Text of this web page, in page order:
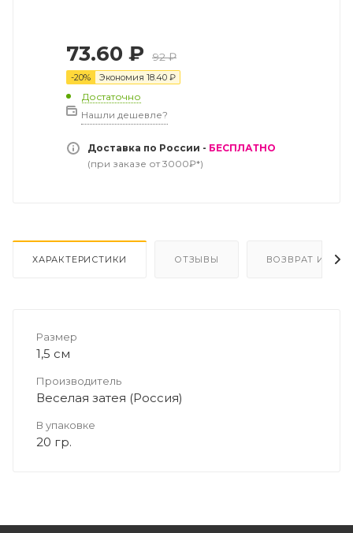
73.60 ₽ 92₽
-20% Экономия 18.40 ₽
Достаточно
Нашли дешевле?
Доставка по России - БЕСПЛАТНО
(при заказе от 3000₽*)
ХАРАКТЕРИСТИКИ ОТЗЫВЫ ВОЗВРАТ И
Размер
1,5 см
Производитель
Веселая затея (Россия)
В упаковке
20 гр.